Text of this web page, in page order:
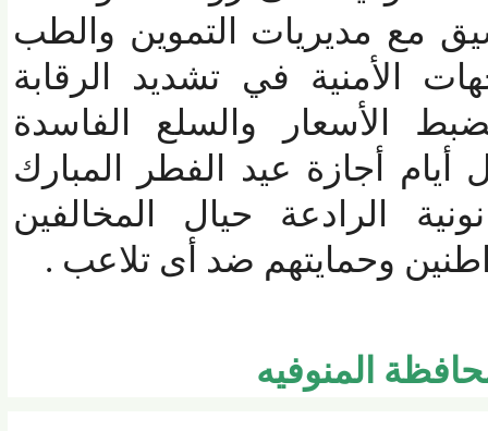
مع مديريات التموين والطب
الأمنية في تشديد الرقابة
الأسعار والسلع الفاسدة
أجازة عيد الفطر المبارك
الرادعة حيال المخالفين
وحمايتهم ضد أى تلاعب .
المنوفيه